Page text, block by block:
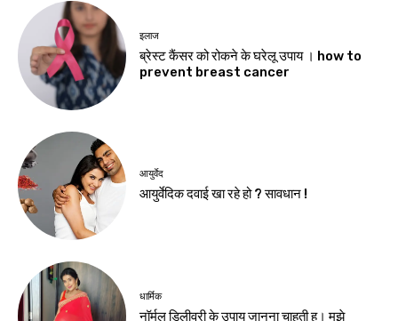
इलाज
ब्रेस्ट कैंसर को रोकने के घरेलू उपाय । how to
prevent breast cancer
आयुर्वेद
आयुर्वेदिक दवाई खा रहे हो ? सावधान !
धार्मिक
नॉर्मल डिलीवरी के उपाय जानना चाहती हु। मुझे